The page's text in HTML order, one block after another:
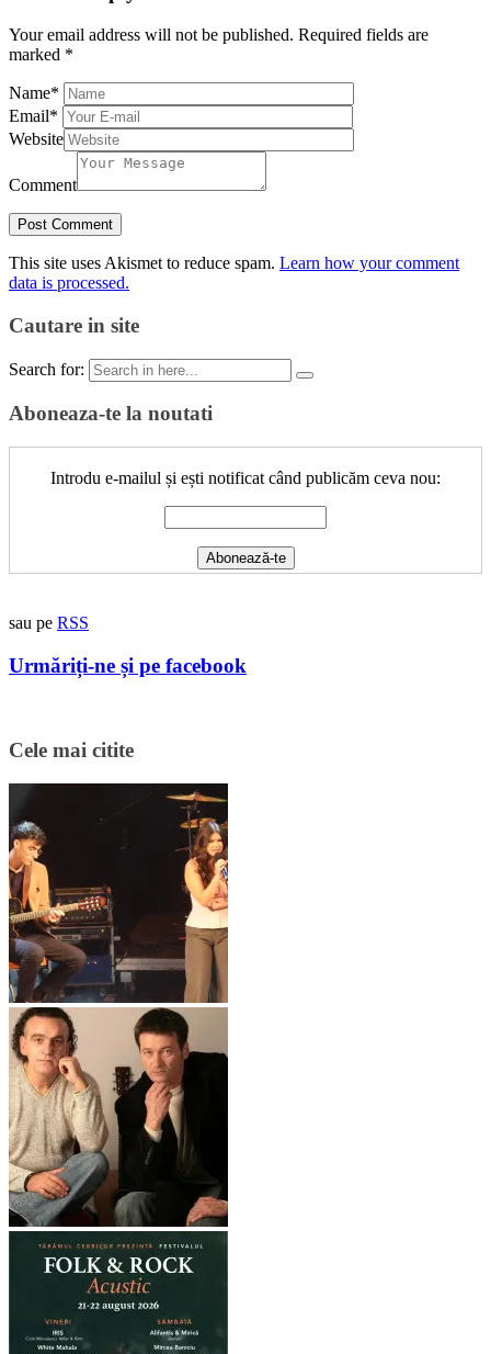
Your email address will not be published. Required fields are
marked *
Name*
Email*
Website
Comment
This site uses Akismet to reduce spam. Learn how your comment
data is processed.
Cautare in site
Search for:
Aboneaza-te la noutati
Introdu e-mailul și ești notificat când publicăm ceva nou:
sau pe RSS
Urmăriți-ne și pe facebook
Cele mai citite